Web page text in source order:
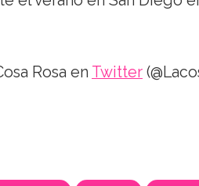
Rosa en Twitter